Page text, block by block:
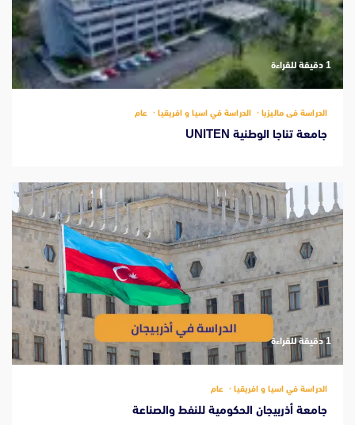
‫1 دقيقة للقراءة
الدراسة فى ماليزيا الدراسة في اسيا و افريقيا عام
جامعة تناجا الوطنية UNITEN
‫1 دقيقة للقراءة
الدراسة في اسيا و افريقيا عام
جامعة أذربيجان الحكومية للنفط والصناعة